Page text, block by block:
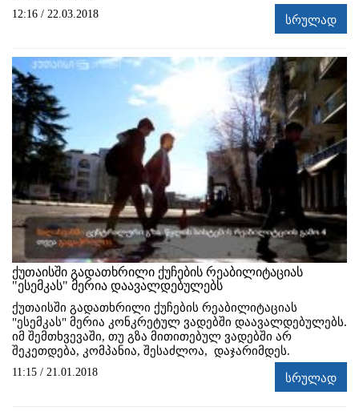
12:16 / 22.03.2018 სრულად
ქუთაისში გადათხრილი ქუჩების რეაბილიტაციას
"ესემკას" მერია დაავალდებულებს
ქუთაისში გადათხრილი ქუჩების რეაბილიტაციას
"ესემკას" მერია კონკრეტულ ვადებში დაავალდებულებს.
იმ შემთხვევაში, თუ გზა მითითებულ ვადებში არ
შეკეთდება, კომპანია, შესაძლოა, დაჯარიმდეს.
11:15 / 21.01.2018 სრულად